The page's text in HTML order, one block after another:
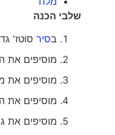
שלבי הכנה
בסיר סוטז'
מוסיפים את
מוסיפים את
מוסיפים את
מוסיפים את